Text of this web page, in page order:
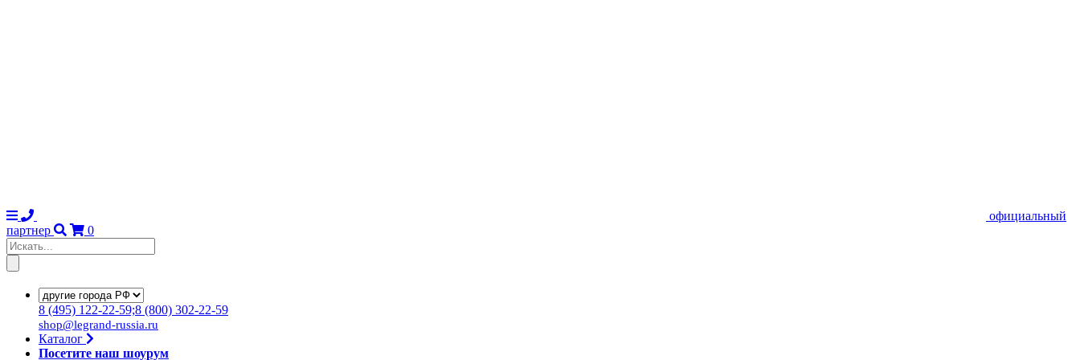
официальный
партнер
0
8 (495) 122-22-59;8 (800) 302-22-59
shop@legrand-russia.ru
Каталог
Посетите наш шоурум